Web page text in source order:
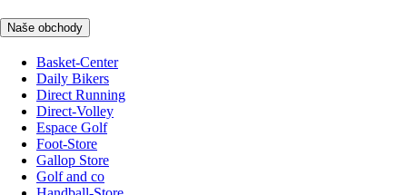
Naše obchody
Basket-Center
Daily Bikers
Direct Running
Direct-Volley
Espace Golf
Foot-Store
Gallop Store
Golf and co